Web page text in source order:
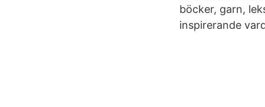
böcker, garn,
inspirerande